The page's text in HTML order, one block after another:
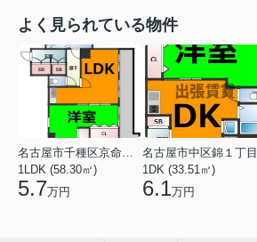
よく見られている物件
1LDK (58.30㎡)
5.7万円
名古屋市中区錦１丁目
1DK (33.51㎡)
6.1万円